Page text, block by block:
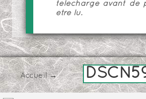
téléchargé avant de
être lu.
Accueil→